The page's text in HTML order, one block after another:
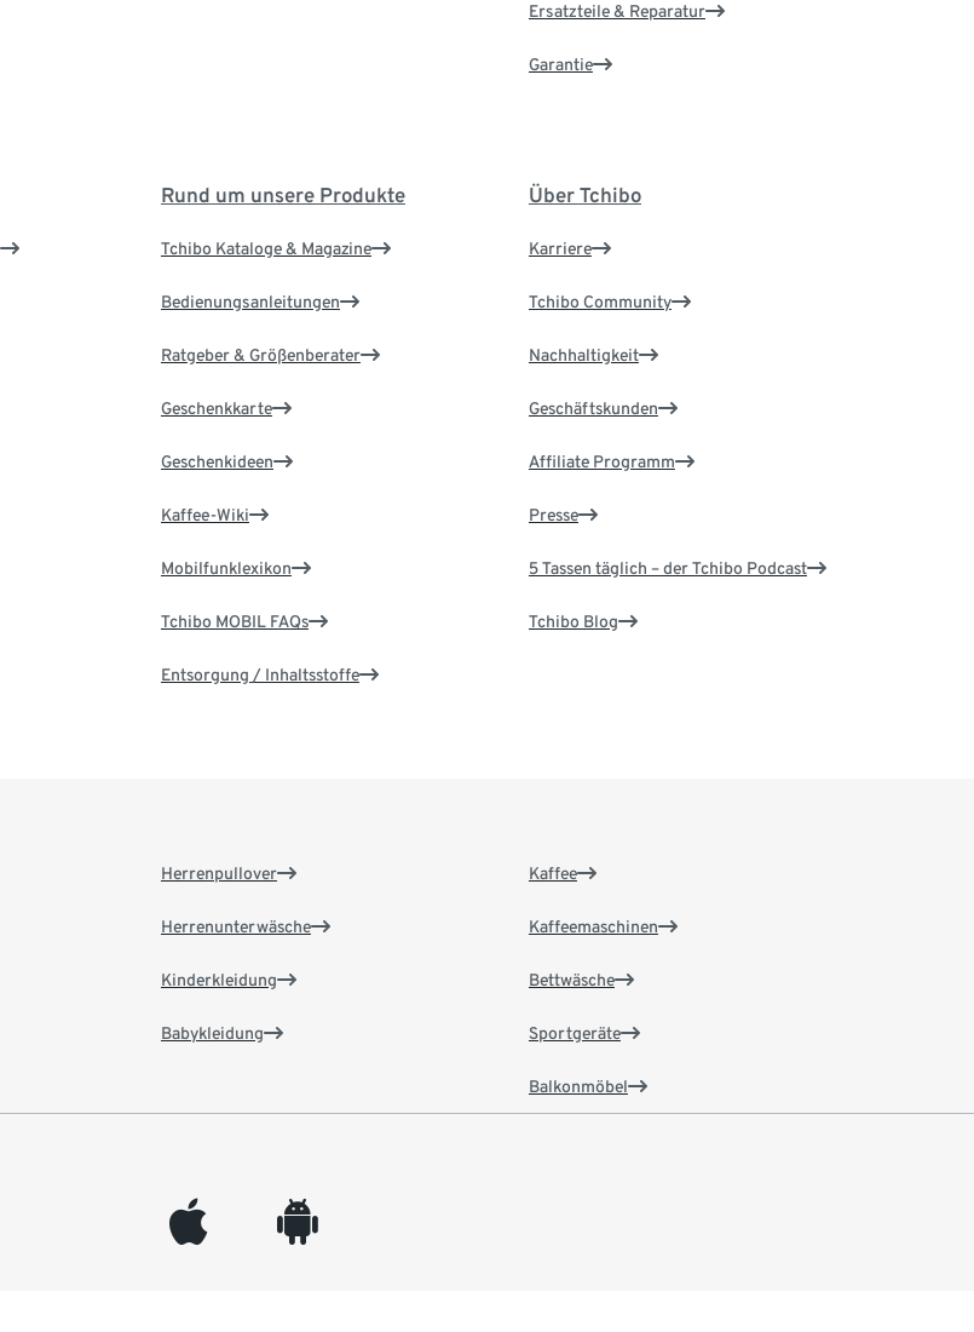
Ersatzteile & Reparatur
Garantie
Rund um unsere Produkte
Tchibo Kataloge & Magazine
Bedienungsanleitungen
Ratgeber & Größenberater
Geschenkkarte
Geschenkideen
Kaffee-Wiki
Mobilfunklexikon
Tchibo MOBIL FAQs
Entsorgung / Inhaltsstoffe
Über Tchibo
Karriere
Tchibo Community
Nachhaltigkeit
Geschäftskunden
Affiliate Programm
Presse
5 Tassen täglich – der Tchibo Podcast
Tchibo Blog
Herrenpullover
Herrenunterwäsche
Kinderkleidung
Babykleidung
Kaffee
Kaffeemaschinen
Bettwäsche
Sportgeräte
Balkonmöbel
appleinc android